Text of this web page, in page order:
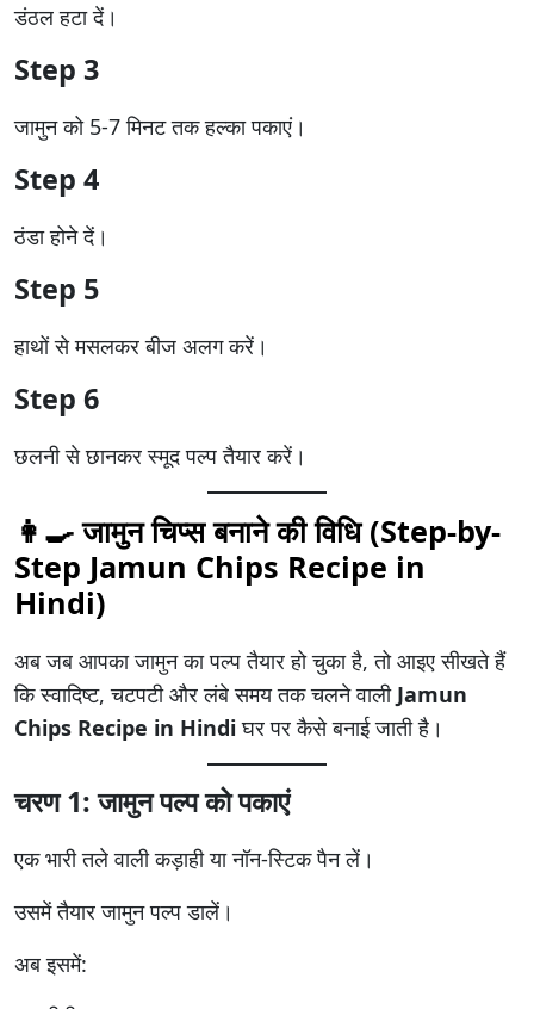
डंठल हटा दें।
Step 3
जामुन को 5-7 मिनट तक हल्का पकाएं।
Step 4
ठंडा होने दें।
Step 5
हाथों से मसलकर बीज अलग करें।
Step 6
छलनी से छानकर स्मूद पल्प तैयार करें।
👩‍🍳 जामुन चिप्स बनाने की विधि (Step-by-
Step Jamun Chips Recipe in
Hindi)
अब जब आपका जामुन का पल्प तैयार हो चुका है, तो आइए सीखते हैं
कि स्वादिष्ट, चटपटी और लंबे समय तक चलने वाली Jamun
Chips Recipe in Hindiघर पर कैसे बनाई जाती है।
चरण 1: जामुन पल्प को पकाएं
एक भारी तले वाली कड़ाही या नॉन-स्टिक पैन लें।
उसमें तैयार जामुन पल्प डालें।
अब इसमें: